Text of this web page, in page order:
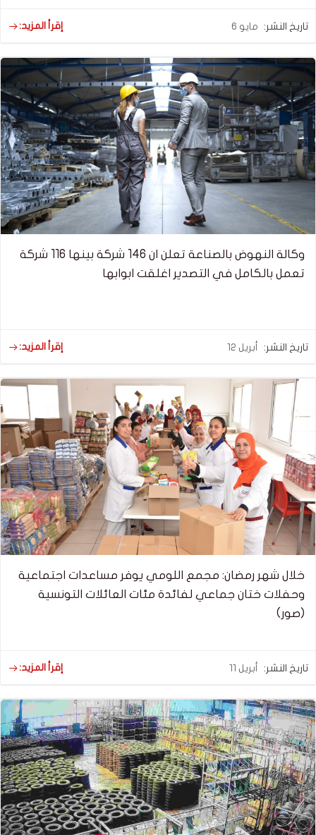
تاريخ النشر: مايو 6 إقرأ المزيد:
وكالة النهوض بالصناعة تعلن ان 146 شركة بينها 116 شركة
تعمل بالكامل في التصدير اغلقت ابوابها
تاريخ النشر: أبريل 12 إقرأ المزيد:
خلال شهر رمضان: مجمع اللومي يوفر مساعدات اجتماعية
وحفلات ختان جماعي لفائدة مئات العائلات التونسية
(صور)
تاريخ النشر: أبريل 11 إقرأ المزيد: